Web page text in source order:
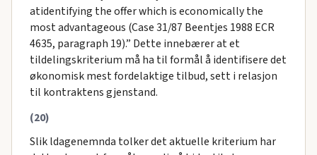
atidentifying the offer which is economically the
most advantageous (Case 31/87 Beentjes 1988 ECR
4635, paragraph 19).” Dette innebærer at et
tildelingskriterium må ha til formål å identifisere det
økonomisk mest fordelaktige tilbud, sett i relasjon
til kontraktens gjenstand.
(20)
Slik ldagenemnda tolker det aktuelle kriterium har